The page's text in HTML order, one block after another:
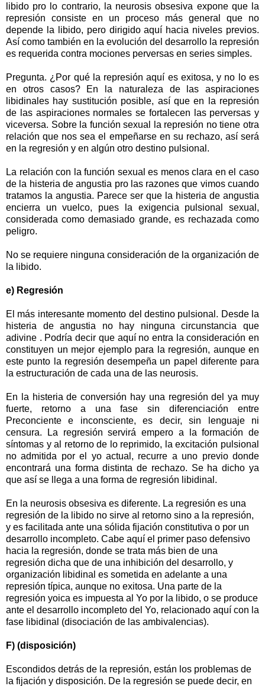
libido pro lo contrario, la neurosis obsesiva expone que la
represión consiste en un proceso más general que no
depende la libido, pero dirigido aquí hacia niveles previos.
Así como también en la evolución del desarrollo la represión
es requerida contra mociones perversas en series simples.
Pregunta. ¿Por qué la represión aquí es exitosa, y no lo es
en otros casos? En la naturaleza de las aspiraciones
libidinales hay sustitución posible, así que en la represión
de las aspiraciones normales se fortalecen las perversas y
viceversa. Sobre la función sexual la represión no tiene otra
relación que nos sea el empeñarse en su rechazo, así será
en la regresión y en algún otro destino pulsional.
La relación con la función sexual es menos clara en el caso
de la histeria de angustia pro las razones que vimos cuando
tratamos la angustia. Parece ser que la histeria de angustia
encierra un vuelco, pues la exigencia pulsional sexual,
considerada como demasiado grande, es rechazada como
peligro.
No se requiere ninguna consideración de la organización de
la libido.
e) Regresión
El más interesante momento del destino pulsional. Desde la
histeria de angustia no hay ninguna circunstancia que
adivine . Podría decir que aquí no entra la consideración en
constituyen un mejor ejemplo para la regresión, aunque en
este punto la regresión desempeña un papel diferente para
la estructuración de cada una de las neurosis.
En la histeria de conversión hay una regresión del ya muy
fuerte, retorno a una fase sin diferenciación entre
Preconciente e inconsciente, es decir, sin lenguaje ni
censura. La regresión servirá empero a la formación de
síntomas y al retorno de lo reprimido, la excitación pulsional
no admitida por el yo actual, recurre a uno previo donde
encontrará una forma distinta de rechazo. Se ha dicho ya
que así se llega a una forma de regresión libidinal.
En la neurosis obsesiva es diferente. La regresión es una
regresión de la libido no sirve al retorno sino a la represión,
y es facilitada ante una sólida fijación constitutiva o por un
desarrollo incompleto. Cabe aquí el primer paso defensivo
hacia la regresión, donde se trata más bien de una
regresión dicha que de una inhibición del desarrollo, y
organización libidinal es sometida en adelante a una
represión típica, aunque no exitosa. Una parte de la
regresión yoica es impuesta al Yo por la libido, o se produce
ante el desarrollo incompleto del Yo, relacionado aquí con la
fase libidinal (disociación de las ambivalencias).
F) (disposición)
Escondidos detrás de la represión, están los problemas de
la fijación y disposición. De la regresión se puede decir, en